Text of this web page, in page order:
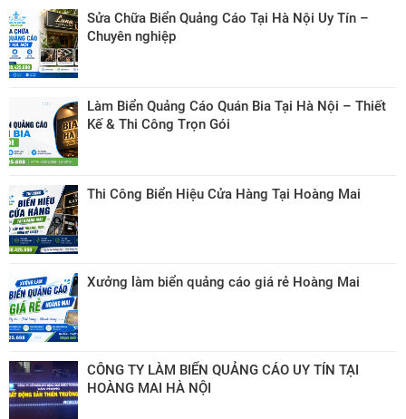
Sửa Chữa Biển Quảng Cáo Tại Hà Nội Uy Tín –
Chuyên nghiệp
Làm Biển Quảng Cáo Quán Bia Tại Hà Nội – Thiết
Kế & Thi Công Trọn Gói
Thi Công Biển Hiệu Cửa Hàng Tại Hoàng Mai
Xưởng làm biển quảng cáo giá rẻ Hoàng Mai
CÔNG TY LÀM BIỂN QUẢNG CÁO UY TÍN TẠI
HOÀNG MAI HÀ NỘI